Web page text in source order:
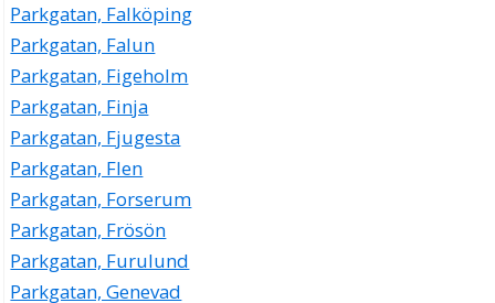
Parkgatan, Falköping
Parkgatan, Falun
Parkgatan, Figeholm
Parkgatan, Finja
Parkgatan, Fjugesta
Parkgatan, Flen
Parkgatan, Forserum
Parkgatan, Frösön
Parkgatan, Furulund
Parkgatan, Genevad